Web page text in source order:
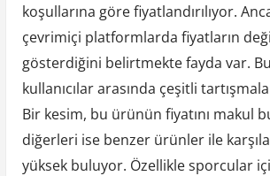
koşullarına göre fiyatlandırılıyor.
çevrimiçi platformlarda fiyatların
gösterdiğini belirtmekte fayda var.
kullanıcılar arasında çeşitli
Bir kesim, bu ürünün fiyatını makul
diğerleri ise benzer ürünler ile
yüksek buluyor. Özellikle sporcular